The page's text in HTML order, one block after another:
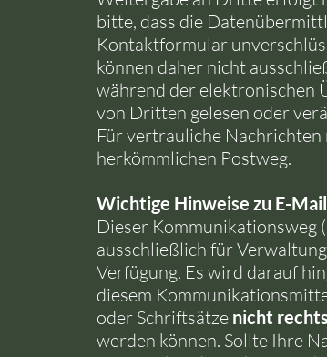
bitte, dass die
Kontaktformular
können daher nicht
während der elektronischen
von Dritten gelesen oder
Für vertrauliche Nachrichten
herkömmlichen Postweg.
Wichtige Hinweise zu E-
Dieser Kommunikationsweg
ausschließlich für
Verfügung. Es wird darauf
diesem
oder Schriftsätze nicht
werden können. Sollte Ihre